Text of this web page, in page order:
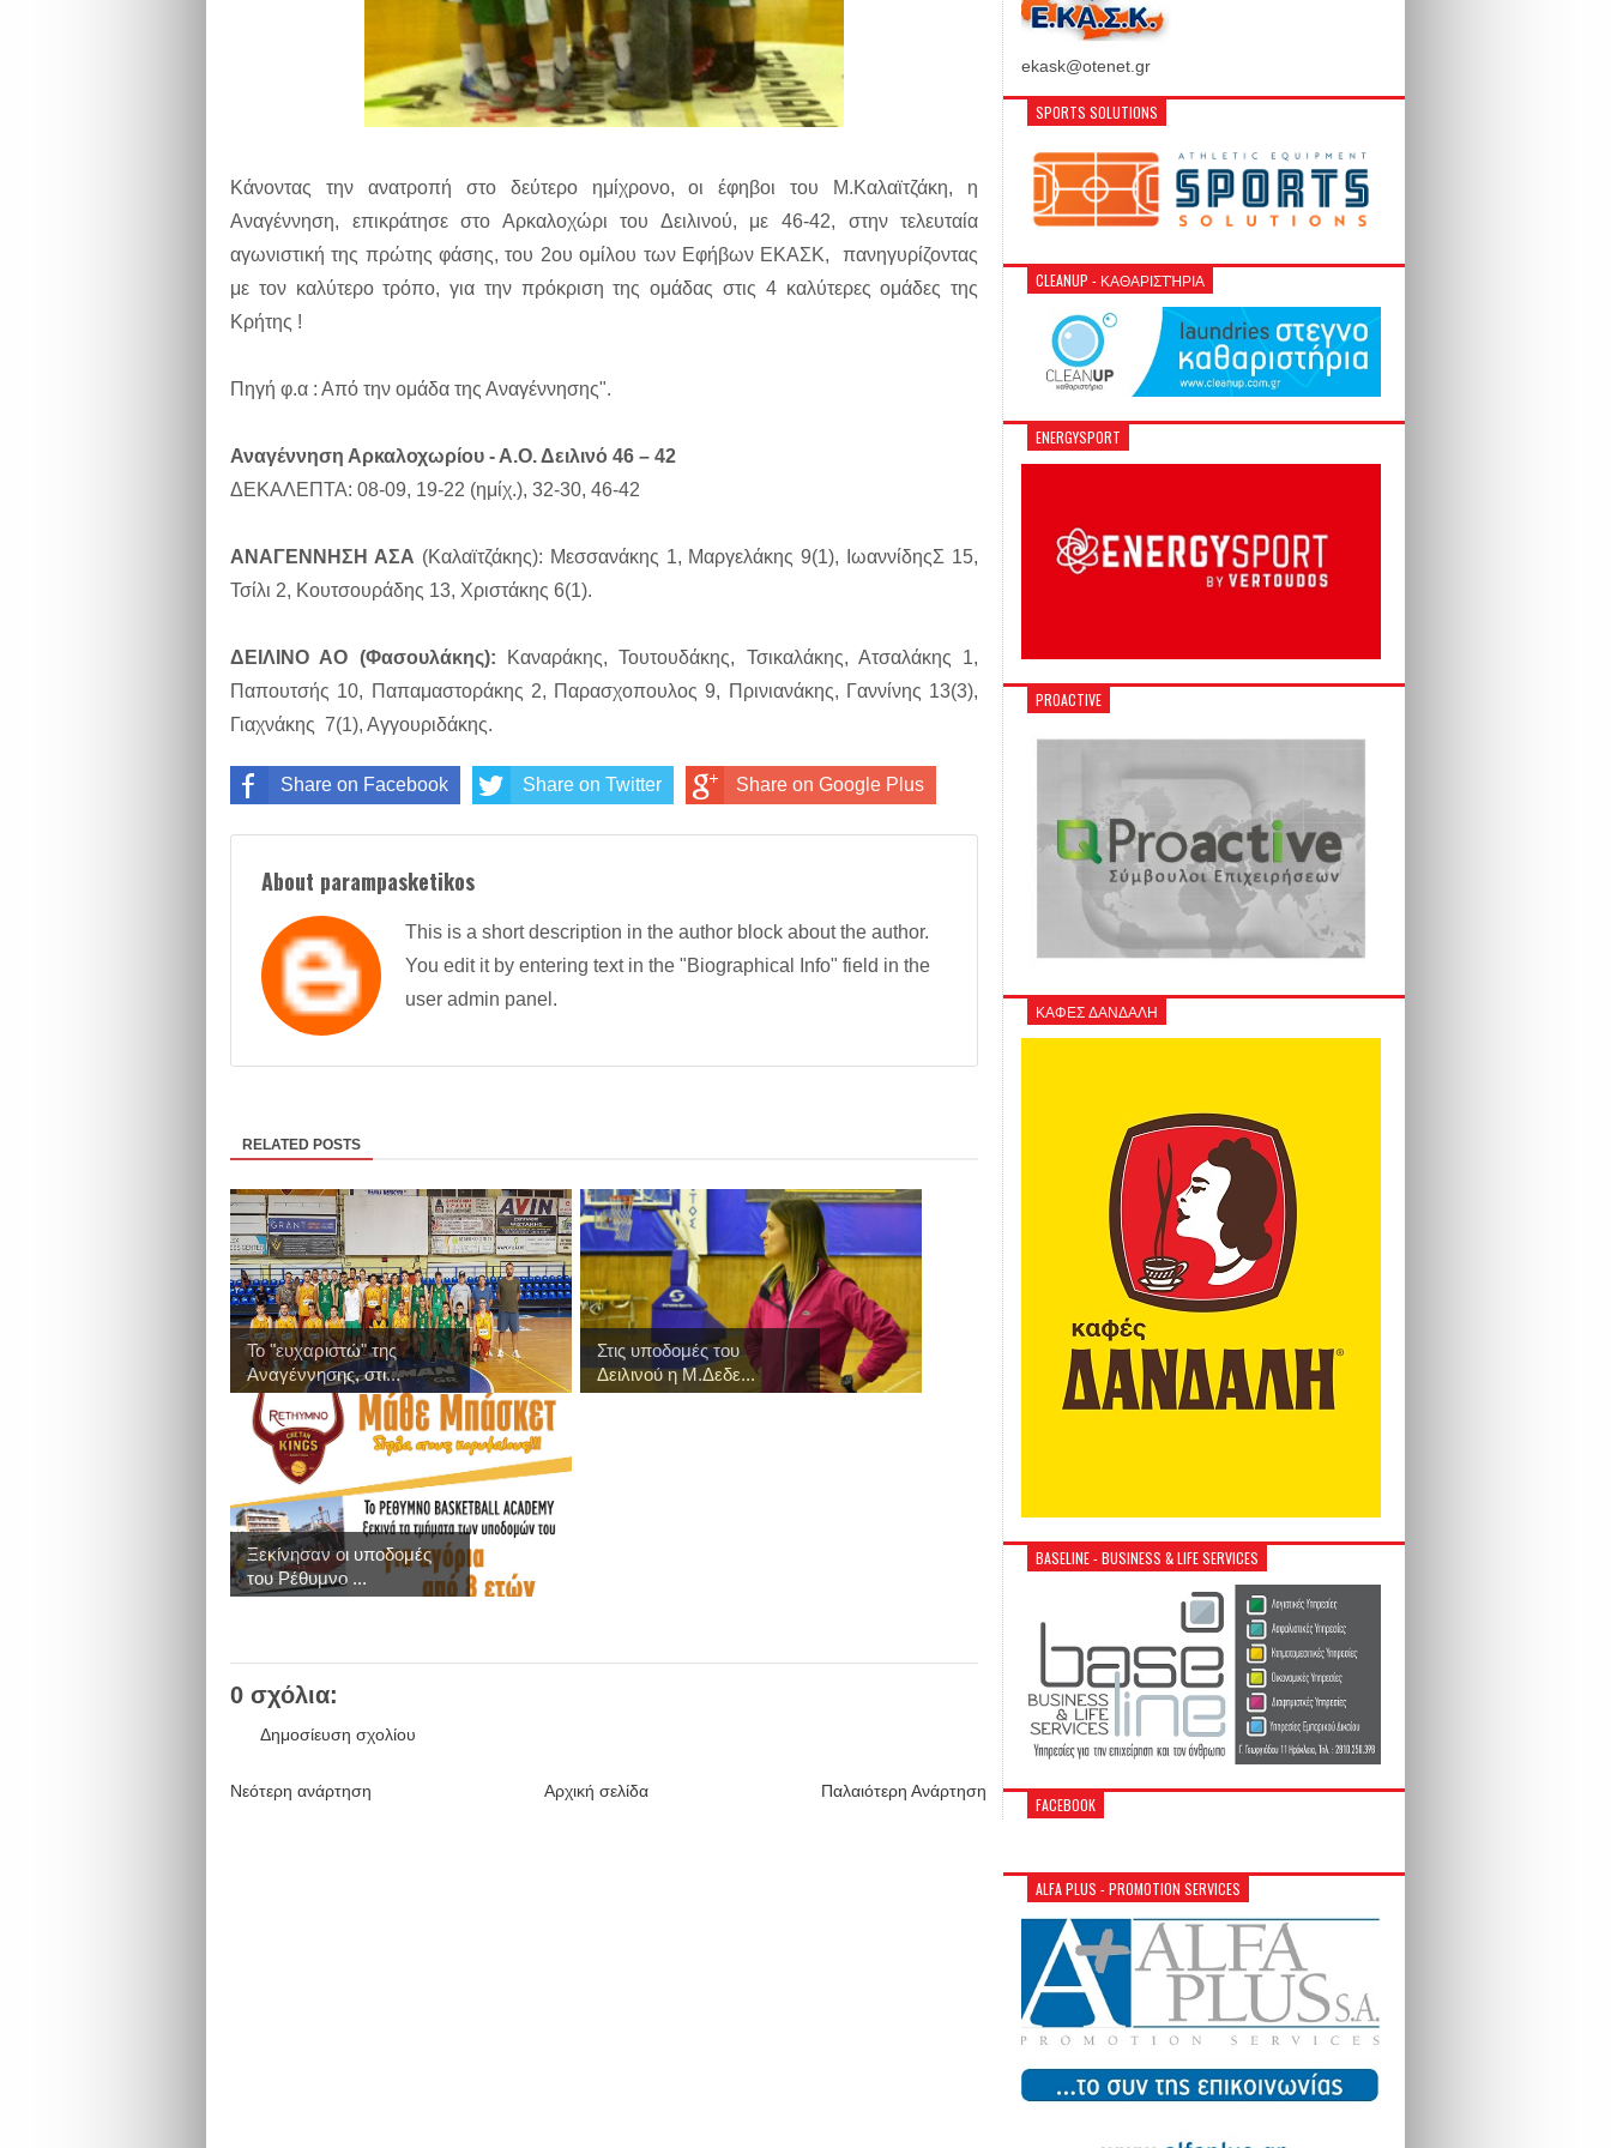
Κάνοντας την ανατροπή στο δεύτερο ημίχρονο, οι έφηβοι του Μ.Καλαϊτζάκη, η
Αναγέννηση, επικράτησε στο Αρκαλοχώρι του Δειλινού, με 46-42, στην τελευταία
αγωνιστική της πρώτης φάσης, του 2ου ομίλου των Εφήβων ΕΚΑΣΚ, πανηγυρίζοντας
με τον καλύτερο τρόπο, για την πρόκριση της ομάδας στις 4 καλύτερες ομάδες της
Κρήτης !
Πηγή φ.α : Από την ομάδα της Αναγέννησης".
Αναγέννηση Αρκαλοχωρίου - Α.Ο. Δειλινό 46 – 42
ΔΕΚΑΛΕΠΤΑ: 08-09, 19-22 (ημίχ.), 32-30, 46-42
ΑΝΑΓΕΝΝΗΣΗ ΑΣΑ (Καλαϊτζάκης): Μεσσανάκης 1, Μαργελάκης 9(1), ΙωαννίδηςΣ 15,
Τσίλι 2, Κουτσουράδης 13, Χριστάκης 6(1).
ΔΕΙΛΙΝΟ ΑΟ (Φασουλάκης): Καναράκης, Τουτουδάκης, Τσικαλάκης, Ατσαλάκης 1,
Παπουτσής 10, Παπαμαστοράκης 2, Παρασχοπουλος 9, Πρινιανάκης, Γαννίνης 13(3),
Γιαχνάκης 7(1), Αγγουριδάκης.
Share on Facebook Share on Twitter Share on Google Plus
About parampasketikos
This is a short description in the author block about the author.
You edit it by entering text in the "Biographical Info" field in the
user admin panel.
RELATED POSTS
Το "ευχαριστώ" της
Αναγέννησης, στι...
Στις υποδομές του
Δειλινού η Μ.Δεδε...
Ξεκίνησαν οι υποδομές
του Ρέθυμνο ...
0 σχόλια:
Δημοσίευση σχολίου
Νεότερη ανάρτηση Παλαιότερη Ανάρτηση
Αρχική σελίδα
ekask@otenet.gr
SPORTS SOLUTIONS
CLEANUP - ΚΑΘΑΡΙΣΤΉΡΙΑ
ENERGYSPORT
PROACTIVE
ΚΑΦΕΣ ΔΑΝΔΑΛΗ
BASELINE - BUSINESS & LIFE SERVICES
FACEBOOK
ALFA PLUS - PROMOTION SERVICES